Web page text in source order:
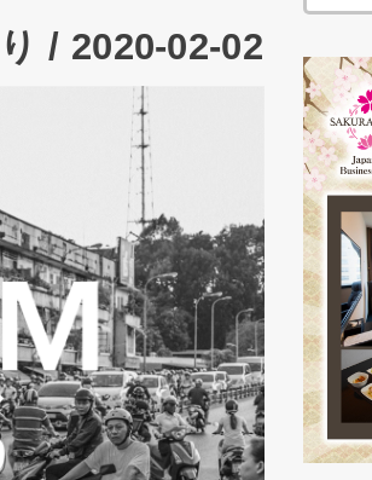
/ 2020-02-02